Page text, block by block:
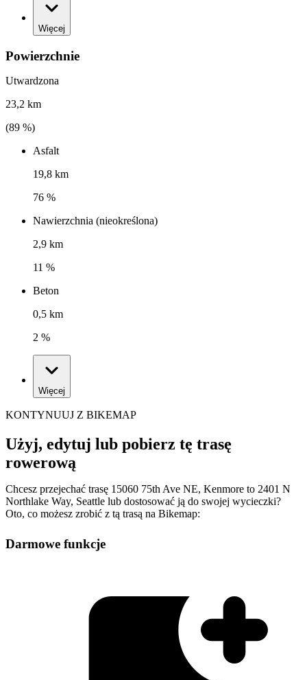
Więcej
Powierzchnie
Utwardzona
23,2 km
(89 %)
Asfalt
19,8 km
76 %
Nawierzchnia (nieokreślona)
2,9 km
11 %
Beton
0,5 km
2 %
Więcej
KONTYNUUJ Z BIKEMAP
Użyj, edytuj lub pobierz tę trasę
rowerową
Chcesz przejechać trasę 15060 75th Ave NE, Kenmore to 2401 N
Northlake Way, Seattle lub dostosować ją do swojej wycieczki?
Oto, co możesz zrobić z tą trasą na Bikemap:
Darmowe funkcje